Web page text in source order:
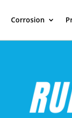
Corrosion